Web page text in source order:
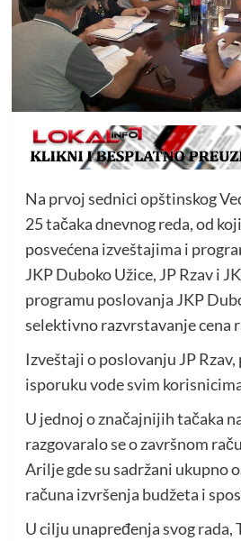
Na prvoj sednici opštinskog
25 tačaka dnevnog reda, od
posvećena izveštajima i
JKP Duboko Užice, JP Rzav i
programu poslovanja JKP
selektivno razvrstavanje cena
Izveštaji o poslovanju JP
isporuku vode svim
U jednoj o značajnijih tačaka
razgovaralo se o završnom
Arilje gde su sadržani ukupno
računa izvršenja budžeta i
U cilju unapređenja svog rada,